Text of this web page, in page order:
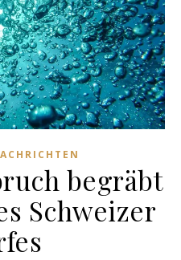
begräbt
Schweizer